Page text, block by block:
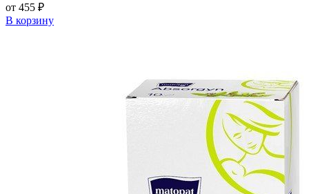
от 455 ₽
В корзину